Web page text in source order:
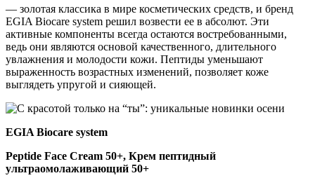
— золотая классика в мире косметических средств, и бренд
EGIA Biocare system решил возвести ее в абсолют. Эти
активные компоненты всегда остаются востребованными,
ведь они являются основой качественного, длительного
увлажнения и молодости кожи. Пептиды уменьшают
выраженность возрастных изменений, позволяет коже
выглядеть упругой и сияющей.
EGIA Biocare system
Peptide Face Cream 50+, Крем пептидный
ультраомолаживающий 50+